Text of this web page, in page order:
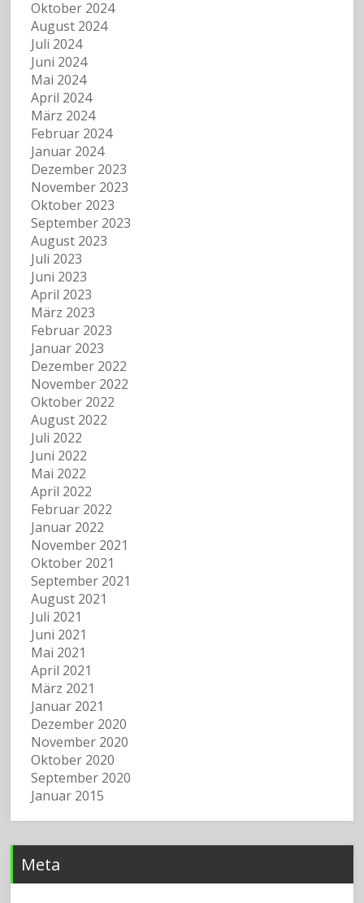
Oktober 2024
August 2024
Juli 2024
Juni 2024
Mai 2024
April 2024
März 2024
Februar 2024
Januar 2024
Dezember 2023
November 2023
Oktober 2023
September 2023
August 2023
Juli 2023
Juni 2023
April 2023
März 2023
Februar 2023
Januar 2023
Dezember 2022
November 2022
Oktober 2022
August 2022
Juli 2022
Juni 2022
Mai 2022
April 2022
Februar 2022
Januar 2022
November 2021
Oktober 2021
September 2021
August 2021
Juli 2021
Juni 2021
Mai 2021
April 2021
März 2021
Januar 2021
Dezember 2020
November 2020
Oktober 2020
September 2020
Januar 2015
Meta